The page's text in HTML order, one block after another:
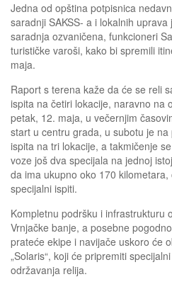
Jedna od opština potpisnica
saradnji SAKSS- a i lokalnih
saradnja ozvaničena, funkcioneri
turističke varoši, kako bi spremili
maja.
Raport s terena kaže da će se reli
ispita na četiri lokacije, naravno na
petak, 12. maja, u večernjim
start u centru grada, u subotu je
ispita na tri lokacije, a takmičenje
voze još dva specijala na jednoj
da ima ukupno oko 170
specijalni ispiti.
Kompletnu podršku i infrastrukturu
Vrnjačke banje, a posebne
prateće ekipe i navijače uskoro će
„Solaris“, koji će pripremiti
održavanja relija.